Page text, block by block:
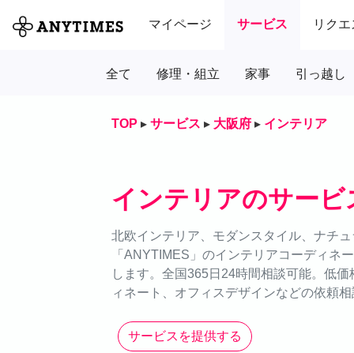
マイページ サービス リクエ
全て 修理・組立 家事 引っ越し
TOP ▸ サービス ▸ 大阪府 ▸ インテリア
インテリアのサービ
北欧インテリア、モダンスタイル、ナチ
「ANYTIMES」のインテリアコーディネ
します。全国365日24時間相談可能。低
ィネート、オフィスデザインなどの依頼相
サービスを提供する